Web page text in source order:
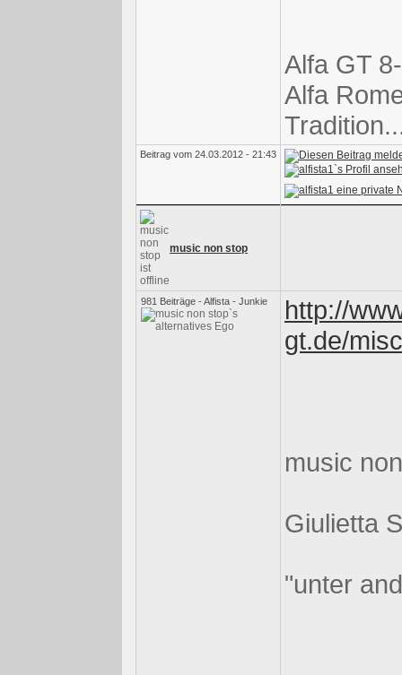
Alfa GT
Alfa
Beitrag vom 24.03.2012 - 21:43
music non stop
981 Beiträge - Alfista - Junkie
http://
gt.de/
music
Giulietta
"unter